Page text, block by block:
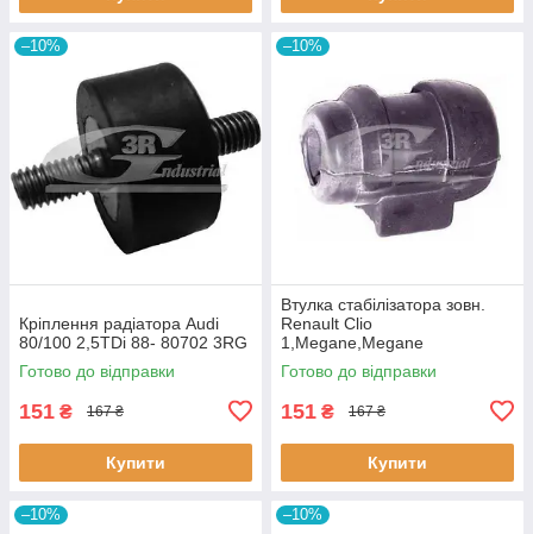
–10%
Кріплення радіатора Audi
80/100 2,5TDi 88- 80702 3RG
Готово до відправки
151 ₴ 167 ₴
Купити
–10%
Втулка стабiлізатора зовн.
Renault Clio
1,Megane,Megane
Classic,Megane Scenic,R19
60643 3RG
Готово до відправки
151 ₴ 167 ₴
Купити
–10% –10%